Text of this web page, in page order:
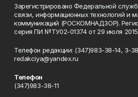
Зарегистрировано Федеральной
связи, информационных технологий и
коммуникаций (РОСКОМНАДЗОР).
серия ПИ №ТУ02-01374 от 29 июля 2015
Телефон редакции: (347)983-38-14, 3-
redakciya@yandex.ru
Телефон
(347)983-38-11